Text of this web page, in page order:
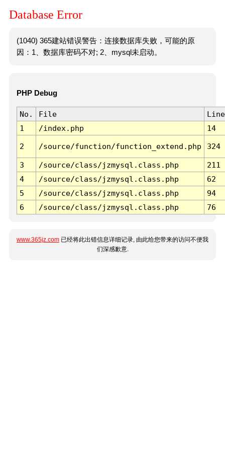
Database Error
(1040) 365建站错误警告：连接数据库失败，可能的原
因：1、数据库密码不对; 2、mysql未启动。
PHP Debug
No. File
Line
1
/index.php 14
2 /source/function/function_extend.php 324
3 /source/class/jzmysql.class.php
211
4
/source/class/jzmysql.class.php
62
5
/source/class/jzmysql.class.php
94
6
/source/class/jzmysql.class.php 76
www.365jz.com 已经将此出错信息详细记录, 由此给您带来的访问不便我
们深感歉意.